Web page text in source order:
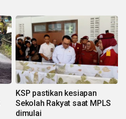
KSP pastikan kesiapan
Sekolah Rakyat saat MPLS
dimulai